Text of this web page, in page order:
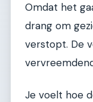
Omdat het
drang om
verstopt. De
Je voelt hoe